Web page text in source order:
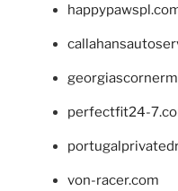
perfectfit24-
von-racer.com